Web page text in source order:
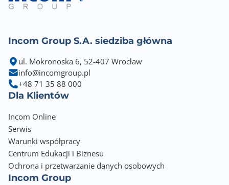
Obrotowy ekran [pivot]
Regulacja kąta nachylenia [Tilt]
Wbudowane głośniki
2 x 2W
Montaż VESA
100 x 100
Pobór energii (podczas pracy)
17.00 W
Pobór energii (tryb czuwania)
Incom Group S.A. siedziba główna
ul. Mokronoska 6, 52-407 Wrocław
info@incomgroup.pl
+48 71 35 88 000
Dla Klientów
Incom Online
Serwis
Warunki współpracy
Centrum Edukacji i Biznesu
Ochrona i przetwarzanie danych osobowych
Incom Group